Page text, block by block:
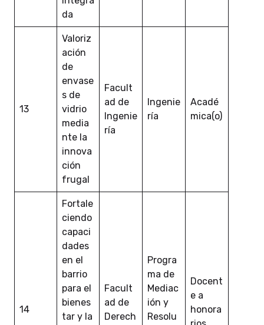
da
13
Valoriz
ación
de
envase
s de
vidrio
media
nte la
innova
ción
frugal
Facult
ad de
Ingenie
ría
Ingenie
ría
Acadé
mica(o)
14
Fortale
ciendo
capaci
dades
en el
barrio
para el
bienes
tar y la
Facult
ad de
Derech
Progra
ma de
Mediac
ión y
Resolu
Docent
e a
honora